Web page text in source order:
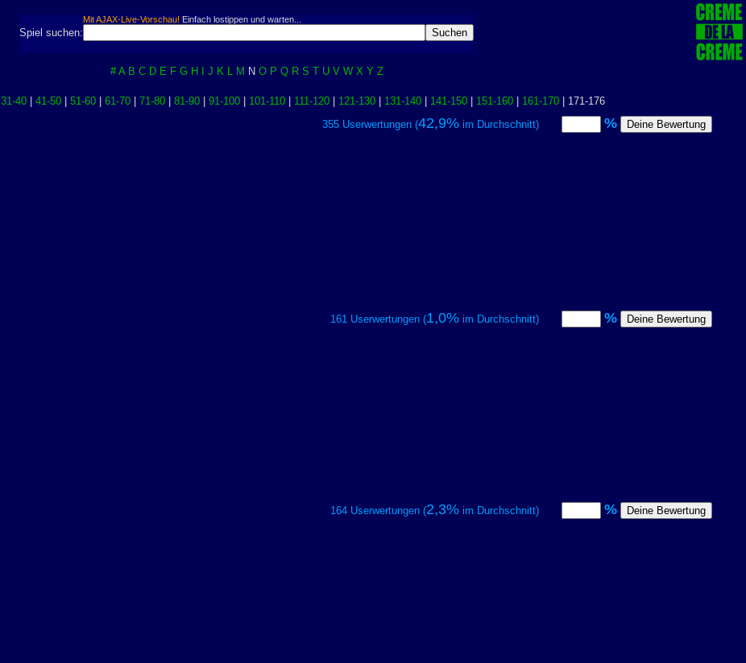
Mit AJAX-Live-Vorschau! Einfach lostippen und warten...
Spiel suchen:
# A B C D E F G H J K L M N O P Q R S T U V W X Y Z
31-40 41-50 51-60 61-70 71-80 81-90 91-100 101-110 111-120 121-130 131-140 141-150 151-160 161-170 | 171-176
355 Userwertungen (42,9%im Durchschnitt) %
161 Userwertungen (1,0%im Durchschnitt) %
164 Userwertungen (2,3%im Durchschnitt) %